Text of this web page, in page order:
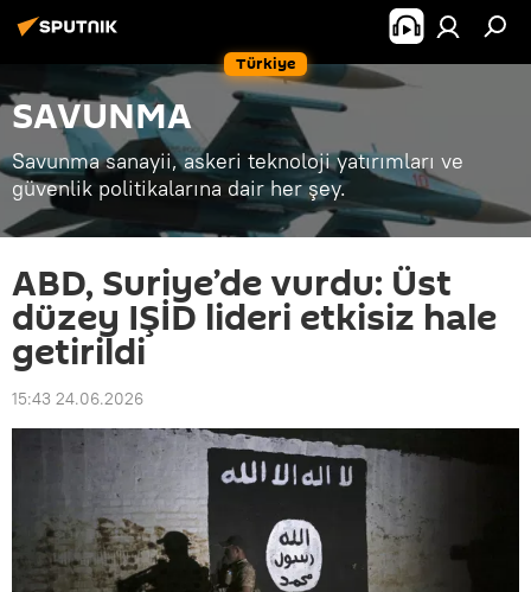
Türkiye
SAVUNMA
Savunma sanayii, askeri teknoloji yatırımları ve
güvenlik politikalarına dair her şey.
ABD, Suriye’de vurdu: Üst
düzey IŞİD lideri etkisiz hale
getirildi
15:43 24.06.2026